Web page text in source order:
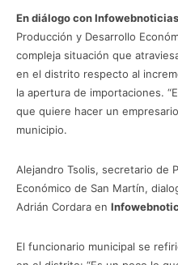
En diálogo con
Producción y Desarrollo
compleja situación que
en el distrito respecto al
la apertura de importaciones.
que quiere hacer un
municipio.
Alejandro Tsolis, secretario de
Económico de San Martín,
Adrián Cordara en
El funcionario municipal se